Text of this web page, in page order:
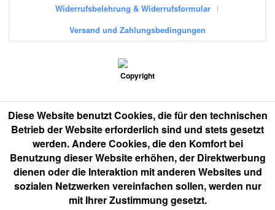
Widerrufsbelehrung & Widerrufsformular
Versand und Zahlungsbedingungen
Diese Website benutzt Cookies, die für den technischen
Betrieb der Website erforderlich sind und stets gesetzt
werden. Andere Cookies, die den Komfort bei
Benutzung dieser Website erhöhen, der Direktwerbung
dienen oder die Interaktion mit anderen Websites und
sozialen Netzwerken vereinfachen sollen, werden nur
mit Ihrer Zustimmung gesetzt.